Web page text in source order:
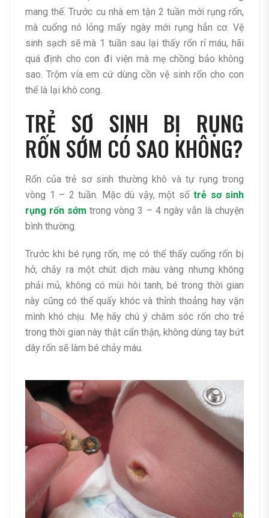
mang thế. Trước cu nhà em tận 2 tuần mới rụng rốn,
mà cuống nó lỏng mấy ngày mới rụng hẳn cơ. Vệ
sinh sạch sẽ mà 1 tuần sau lại thấy rốn rỉ máu, hãi
quá định cho con đi viện mà mẹ chồng bảo không
sao. Trộm vía em cứ dùng cồn vệ sinh rốn cho con
thế là lại khô cong.
TRẺ SƠ SINH BỊ RỤNG
RỐN SỚM CÓ SAO KHÔNG?
Rốn của trẻ sơ sinh thường khô và tự rụng trong
vòng 1 – 2 tuần. Mặc dù vậy, một số trẻ sơ sinh
rụng rốn sớm trong vòng 3 – 4 ngày vẫn là chuyện
bình thường.
Trước khi bé rụng rốn, mẹ có thể thấy cuống rốn bị
hở, chảy ra một chút dịch màu vàng nhưng không
phải mủ, không có mùi hôi tanh, bé trong thời gian
này cũng có thể quấy khóc và thỉnh thoảng hay vặn
mình khó chịu. Mẹ hãy chú ý chăm sóc rốn cho trẻ
trong thời gian này thật cẩn thận, không dùng tay bứt
dây rốn sẽ làm bé chảy máu.